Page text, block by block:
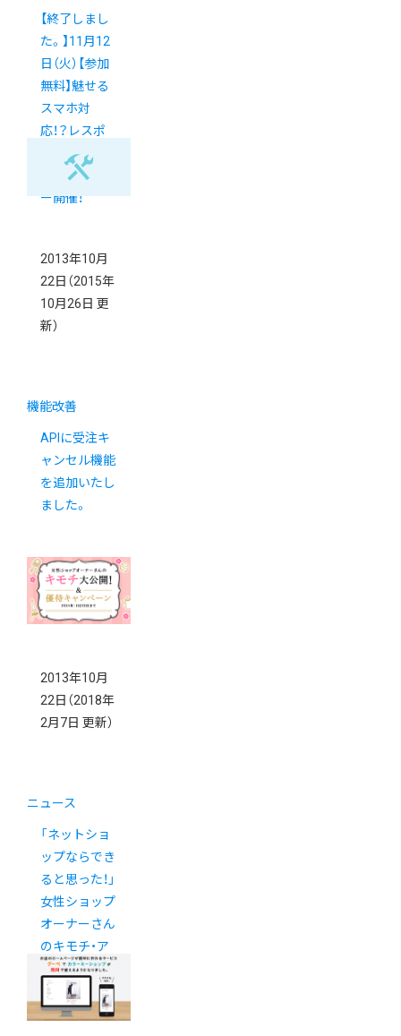
【終了しまし
た。】11月12
日（火）【参加
無料】魅せる
スマホ対
応！？レスポ
ンシブWebデ
ザインセミナ
ー開催！
2013年10月
22日 （2015年
10月26日 更
新）
機能改善
APIに受注キ
ャンセル機能
を追加いたし
ました。
2013年10月
22日 （2018年
2月7日 更新）
ニュース
「ネットショ
ップならでき
ると思った！」
女性ショップ
オーナーさん
のキモチ・ア
ンケート大公
開！